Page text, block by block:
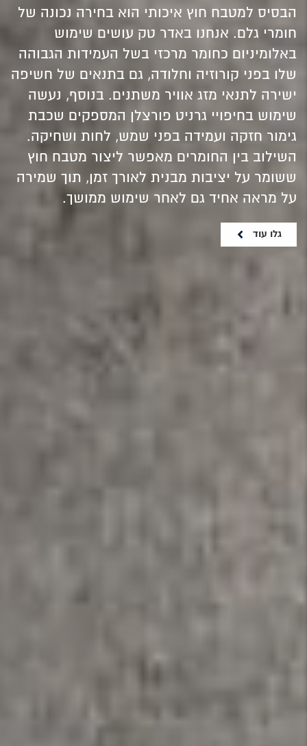
הבסיס למטבח חוץ איכותי הוא בחירה נכונה של
חומרי גלם. אנחנו באדר טק עושים שימוש
באלומיניום כחומר מרכזי בשל העמידות הגבוהה
שלו בפני קורוזיה וחלודה, גם בתנאים של חשיפה
ישירה לתנאי מזג אוויר משתנים. בנוסף, נעשה
שימוש בחיפויי גרניט פורצלן המספקים שכבת
גימור חזקה ועמידה בפני שמש, לחות ושחיקה.
השילוב בין החומרים מאפשר ליצור מטבח חוץ
ששומר על יציבות מבנית לאורך זמן, תוך שמירה
על מראה אחיד גם לאחר שימוש ממושך.
גלו עוד